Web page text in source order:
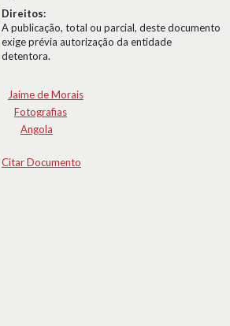
Direitos:
A publicação, total ou parcial, deste documento
exige prévia autorização da entidade
detentora.
Jaime de Morais
Fotografias
Angola
Citar Documento